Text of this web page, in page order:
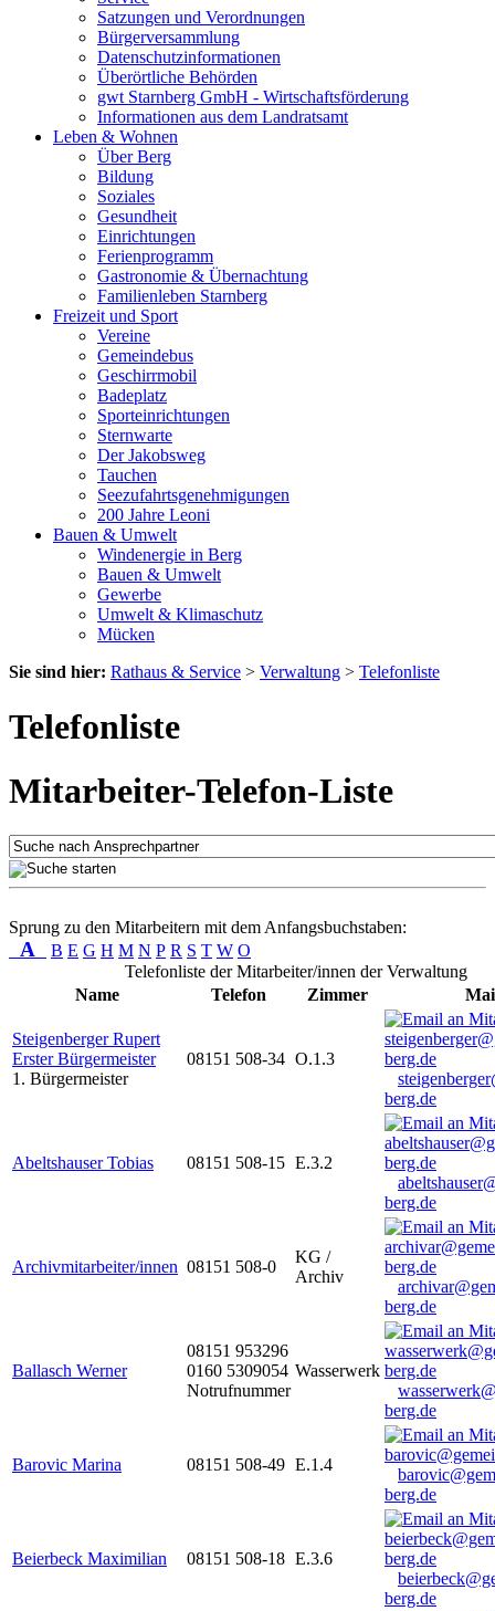
Satzungen und Verordnungen
Bürgerversammlung
Datenschutzinformationen
Überörtliche Behörden
gwt Starnberg GmbH - Wirtschaftsförderung
Informationen aus dem Landratsamt
Leben & Wohnen
Über Berg
Bildung
Soziales
Gesundheit
Einrichtungen
Ferienprogramm
Gastronomie & Übernachtung
Familienleben Starnberg
Freizeit und Sport
Vereine
Gemeindebus
Geschirrmobil
Badeplatz
Sporteinrichtungen
Sternwarte
Der Jakobsweg
Tauchen
Seezufahrtsgenehmigungen
200 Jahre Leoni
Bauen & Umwelt
Windenergie in Berg
Bauen & Umwelt
Gewerbe
Umwelt & Klimaschutz
Mücken
Sie sind hier: Rathaus & Service > Verwaltung > Telefonliste
Telefonliste
Mitarbeiter-Telefon-Liste
Sprung zu den Mitarbeitern mit dem Anfangsbuchstaben:
A B E G H M N P R S T W O
Telefonliste der Mitarbeiter/innen der Verwaltung
Name
Telefon Zimmer
Steigenberger Rupert
Erster Bürgermeister
1. Bürgermeister
08151 508-34 O.1.3
berg.de
Abeltshauser Tobias 08151 508-15 E.3.2
berg.de
Archivmitarbeiter/innen 08151 508-0
KG /
Archiv
berg.de
Ballasch Werner
08151 953296
0160 5309054
Notrufnummer
Wasserwerk
berg.de
Barovic Marina 08151 508-49 E.1.4
berg.de
Beierbeck Maximilian 08151 508-18 E.3.6
berg.de